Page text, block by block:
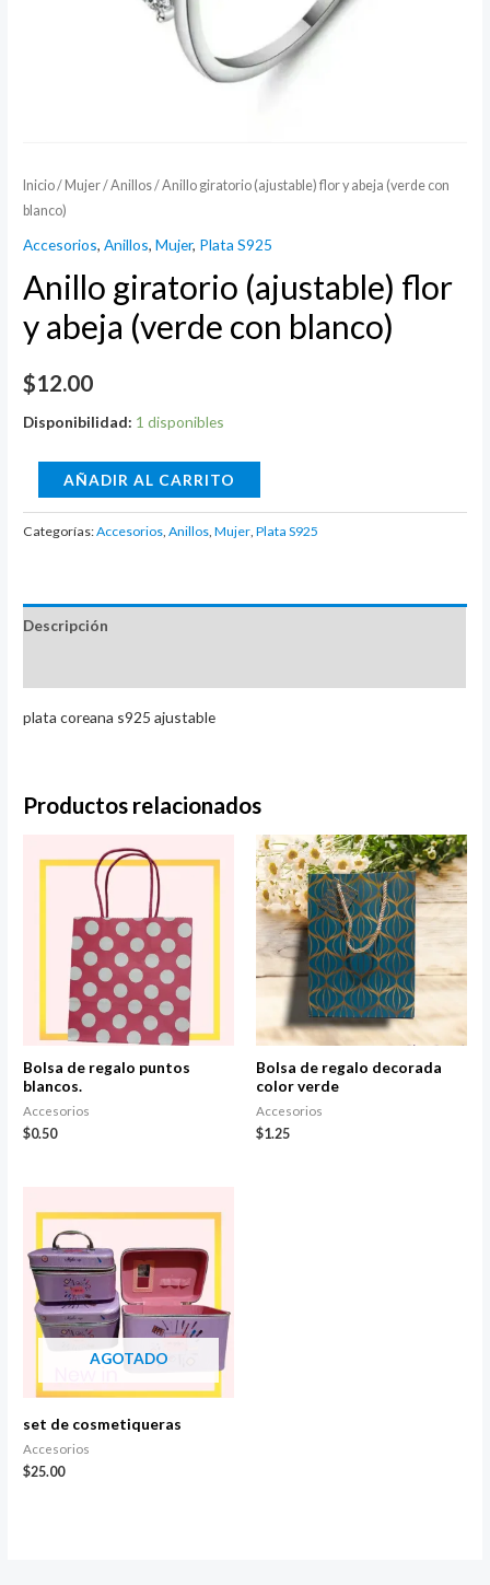
Inicio/ Mujer/Anillos/ Anillo giratorio (ajustable) flor y abeja (verde con
blanco)
Accesorios,Anillos,Mujer, Plata S925
Anillo giratorio (ajustable) flor
y abeja (verde con blanco)
$12.00
Disponibilidad: 1 disponibles
giratorio
(ajustable)
abeja
blanco)
cantidad
AÑADIR AL CARRITO
Categorías:Accesorios,Anillos,Mujer,Plata S925
Descripción
plata coreana s925 ajustable
Productos relacionados
Bolsa de regalo puntos
blancos.
Accesorios
$0.50
Bolsa de regalo decorada
color verde
Accesorios
$1.25
AGOTADO
set de cosmetiqueras
Accesorios
$25.00